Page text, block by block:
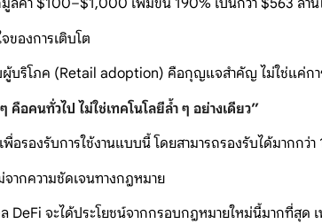
ลค่า $100–$1,000 เพิ่มขึ้น 190% เป็นกว่า $563 ล้าน
ของการเติบโต
บผู้บริโภค (Retail adoption) คือกุญแจสำคัญ ไม่ใช่แค่
คือคนทั่วไป ไม่ใช่เทคโนโลยีล้ำ ๆ อย่างเดียว”
พื่อรองรับการใช้งานแบบนี้ โดยสามารถรองรับได้มาก
ากความชัดเจนทางกฎหมาย
ล DeFi จะได้ประโยชน์จากกรอบกฎหมายใหม่นี้มากที่สุ